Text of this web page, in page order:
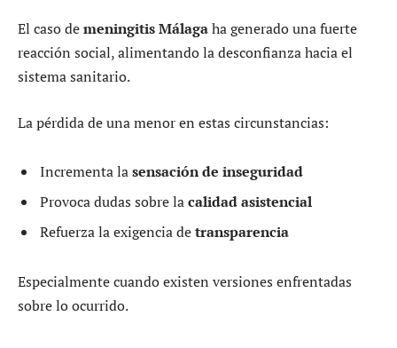
El caso demeningitis Málagaha generado una fuerte
reacción social, alimentando la desconfianza hacia el
sistema sanitario.
La pérdida de una menor en estas circunstancias:
Incrementa lasensación de inseguridad
Provoca dudas sobre lacalidad asistencial
Refuerza la exigencia detransparencia
Especialmente cuando existen versiones enfrentadas
sobre lo ocurrido.